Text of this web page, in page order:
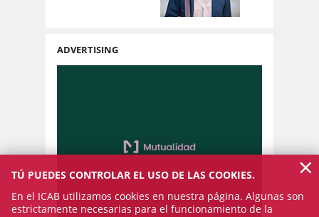
ADVERTISING
TÚ PUEDES CONTROLAR EL USO DE LAS COOKIES.
En el ICAB utilizamos cookies en nuestra página. Algunas son
estrictamente necesarias para el funcionamiento de la
×